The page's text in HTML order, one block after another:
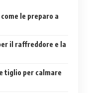
le preparo a
il raffreddore e la
tiglio per calmare